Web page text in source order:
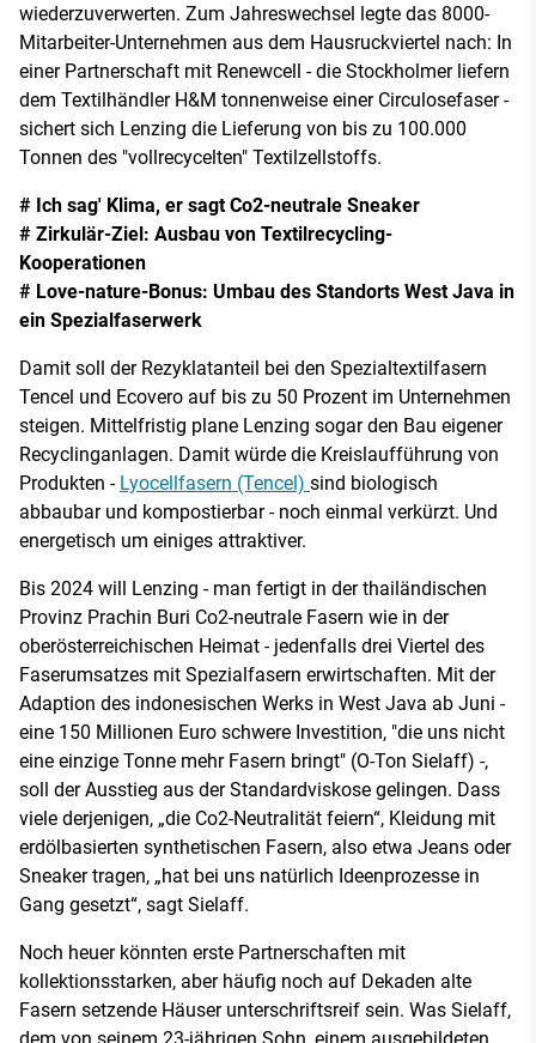
wiederzuverwerten. Zum Jahreswechsel legte das 8000-
Mitarbeiter-Unternehmen aus dem Hausruckviertel nach: In
einer Partnerschaft mit Renewcell - die Stockholmer liefern
dem Textilhändler H&M tonnenweise einer Circulosefaser -
sichert sich Lenzing die Lieferung von bis zu 100.000
Tonnen des "vollrecycelten" Textilzellstoffs.
# Ich sag' Klima, er sagt Co2-neutrale Sneaker
# Zirkulär-Ziel: Ausbau von Textilrecycling-
Kooperationen
# Love-nature-Bonus: Umbau des Standorts West Java in
ein Spezialfaserwerk
Damit soll der Rezyklatanteil bei den Spezialtextilfasern
Tencel und Ecovero auf bis zu 50 Prozent im Unternehmen
steigen. Mittelfristig plane Lenzing sogar den Bau eigener
Recyclinganlagen. Damit würde die Kreislaufführung von
Produkten - Lyocellfasern (Tencel) sind biologisch
abbaubar und kompostierbar - noch einmal verkürzt. Und
energetisch um einiges attraktiver.
Bis 2024 will Lenzing - man fertigt in der thailändischen
Provinz Prachin Buri Co2-neutrale Fasern wie in der
oberösterreichischen Heimat - jedenfalls drei Viertel des
Faserumsatzes mit Spezialfasern erwirtschaften. Mit der
Adaption des indonesischen Werks in West Java ab Juni -
eine 150 Millionen Euro schwere Investition, "die uns nicht
eine einzige Tonne mehr Fasern bringt" (O-Ton Sielaff) -,
soll der Ausstieg aus der Standardviskose gelingen. Dass
viele derjenigen, „die Co2-Neutralität feiern“, Kleidung mit
erdölbasierten synthetischen Fasern, also etwa Jeans oder
Sneaker tragen, „hat bei uns natürlich Ideenprozesse in
Gang gesetzt“, sagt Sielaff.
Noch heuer könnten erste Partnerschaften mit
kollektionsstarken, aber häufig noch auf Dekaden alte
Fasern setzende Häuser unterschriftsreif sein. Was Sielaff,
dem von seinem 23-jährigen Sohn, einem ausgebildeten